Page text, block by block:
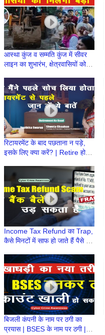
IPS
आस्था कुंज व सम्मति कुंज में सीवर
लाइन का शुभारंभ, क्षेत्रवासियों को
रिटायरमेंट के बाद पछताना न पड़े,
इसके लिए क्या करें? | Retire होने
Baad
Income Tax Refund का Trap,
कैसे मिनटों में साफ हो जाते हैं पैसे |
Alert
बिजली कंपनी के नाम पर ठगी का
प्रयास | BSES के नाम पर ठगी |